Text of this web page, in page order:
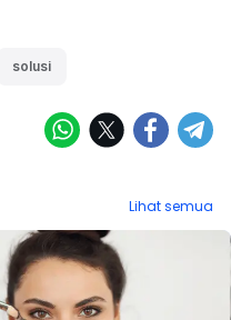
solusi
Lihat semua